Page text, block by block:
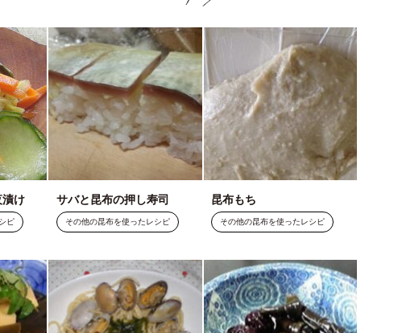
漬け
ピ
サバと昆布の押し寿司
その他の昆布を使ったレシピ
昆布もち
その他の昆布を使ったレシピ